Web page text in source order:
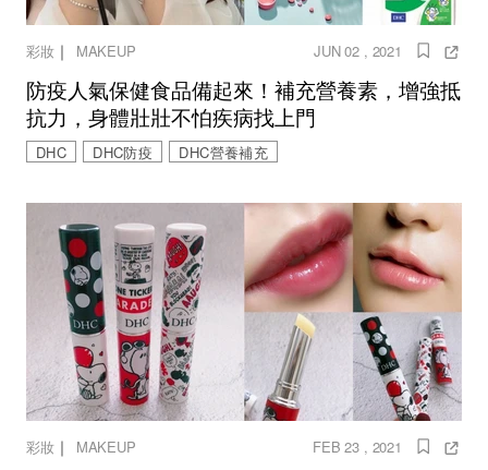
彩妝｜ MAKEUP JUN 02 , 2021
防疫人氣保健食品備起來！補充營養素，增強抵
抗力，身體壯壯不怕疾病找上門
DHC DHC防疫 DHC營養補充
彩妝｜ MAKEUP FEB 23 , 2021